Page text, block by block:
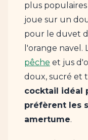
plus populaires
joue sur un
pour le duvet
l'orange navel.
pêche et jus
doux, sucré et
cocktail idéal
préfèrent les
amertume.